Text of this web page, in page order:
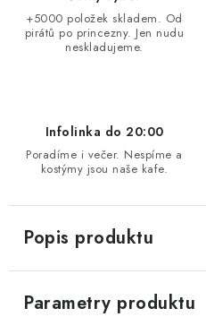
+5000 položek skladem. Od
pirátů po princezny. Jen nudu
neskladujeme.
Infolinka do 20:00
Poradíme i večer. Nespíme a
kostýmy jsou naše kafe.
Popis produktu
Parametry produktu